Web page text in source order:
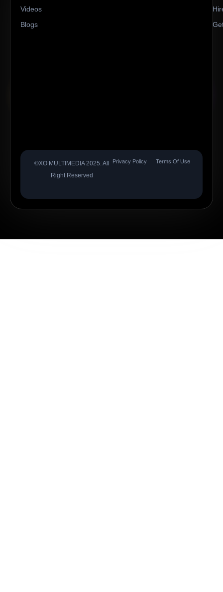
Videos
Blogs
©XO MULTIMEDIA 2025. All
Right Reserved
Privacy Policy Terms Of Use